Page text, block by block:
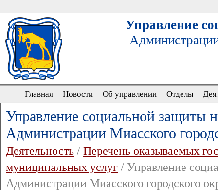
Управление
Главная Новости Об управлении Отделы
Управление социальной защиты
Администрации Миасского
Деятельность / Перечень оказываемых
муниципальных услуг / Управление
Администрации Миасского городского